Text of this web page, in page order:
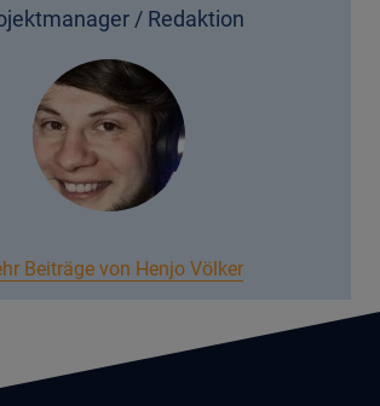
/ Redaktion
Beiträge von Henjo Völker